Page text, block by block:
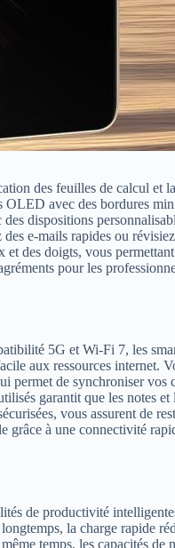
des feuilles de calcul et
avec des bordures
dispositions
e-mails rapides ou
des doigts, vous
pour les
5G et Wi-Fi 7, les
aux ressources internet.
permet de synchroniser vos
garantit que les notes et
vous assurent de
grâce à une connectivité
de productivité
la charge rapide
temps, les capacités de